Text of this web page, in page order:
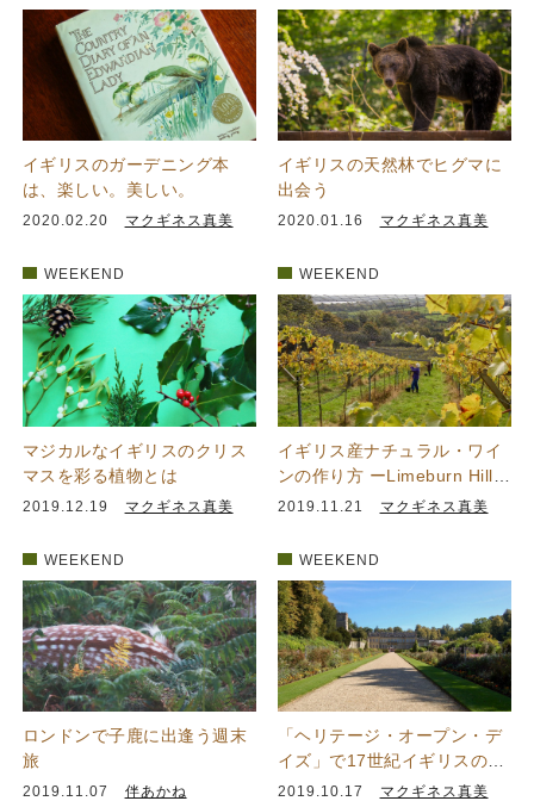
イギリスのガーデニング本
は、楽しい。美しい。
2020.02.20 マクギネス真美
イギリスの天然林でヒグマに
出会う
2020.01.16 マクギネス真美
WEEKEND
マジカルなイギリスのクリス
マスを彩る植物とは
2019.12.19 マクギネス真美
WEEKEND
イギリス産ナチュラル・ワイ
ンの作り方 ーLimeburn Hill
Vineyard
2019.11.21 マクギネス真美
WEEKEND
ロンドンで子鹿に出逢う週末
旅
2019.11.07 伴あかね
WEEKEND
「ヘリテージ・オープン・デ
イズ」で17世紀イギリスのフ
ォーマル・ガーデンに出会う
2019.10.17 マクギネス真美